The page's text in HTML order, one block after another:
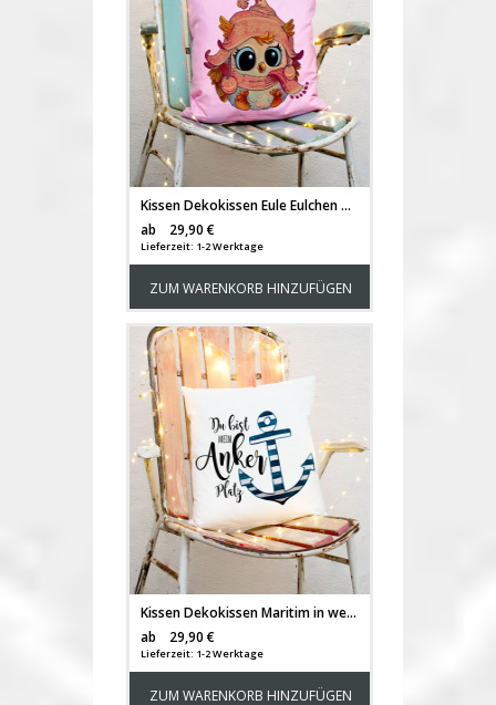
Kissen Dekokissen Eule Eulchen mit Mütze & Schal Sofakissen in rosa mit Namen Wunschnamen inklusive Füllung k68
ab
29,90 €
Lieferzeit: 1-2 Werktage
ZUM WARENKORB HINZUFÜGEN
Kissen Dekokissen Maritim in weiß mit Anker & Spruch "Du bist mein Ankerplatz" inklusive Füllung k69
ab
29,90 €
Lieferzeit: 1-2 Werktage
ZUM WARENKORB HINZUFÜGEN